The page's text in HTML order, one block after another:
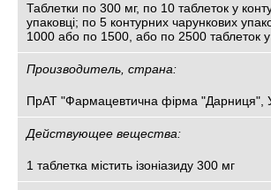
Таблетки по 300 мг, по 10 таблеток у
упаковці; по 5 контурних чарункових
1000 або по 1500, або по 2500 таблеток
Производитель, страна:
ПрАТ "Фармацевтична фірма "Дарниця",
Действующее вещества:
1 таблетка містить ізоніазиду 300 мг